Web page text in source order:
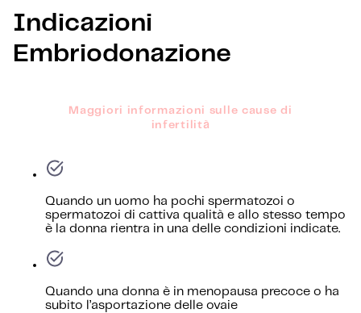
Indicazioni
Embriodonazione
Maggiori informazioni sulle cause di
infertilità
Quando un uomo ha pochi spermatozoi o
spermatozoi di cattiva qualità e allo stesso tempo
è la donna rientra in una delle condizioni indicate.
Quando una donna è in menopausa precoce o ha
subito l’asportazione delle ovaie